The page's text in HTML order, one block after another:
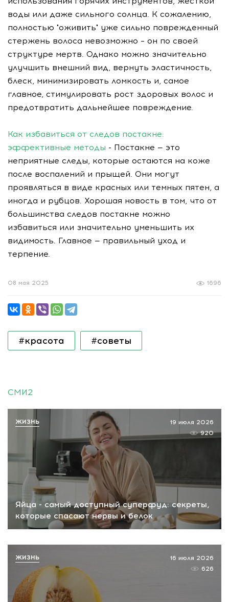
воды или даже сильного солнца. К сожалению,
полностью "оживить" уже сильно поврежденный
стержень волоса невозможно – он по своей
структуре мертв. Однако можно значительно
улучшить внешний вид, вернуть эластичность,
блеск, минимизировать ломкость и, самое
главное, стимулировать рост здоровых волос и
предотвратить дальнейшее повреждение.
Как избавиться от следов постакне:
эффективные методы - Постакне — это
неприятные следы, которые остаются на коже
после воспалений и прыщей. Они могут
проявляться в виде красных или темных пятен, а
иногда и рубцов. Хорошая новость в том, что от
большинства следов постакне можно
избавиться или значительно уменьшить их
видимость. Главное — правильный уход и
терпение.
1696
08 мая 2025
#красота #советы
СМИ2
Яйца - самый доступный суперфуд: секреты,
которые спасают нервы и белок
19 июля 2026
920
ЖИЗНЬ
16 июля 2026
626
ЖИЗНЬ